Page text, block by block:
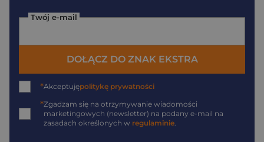
Twój e-mail
DOŁĄCZ DO ZNAK EKSTRA
*Akceptujępolitykę prywatności
*Zgadzam się na otrzymywanie wiadomości
marketingowych (newsletter) na podany e-mail na
zasadach określonych w regulaminie.